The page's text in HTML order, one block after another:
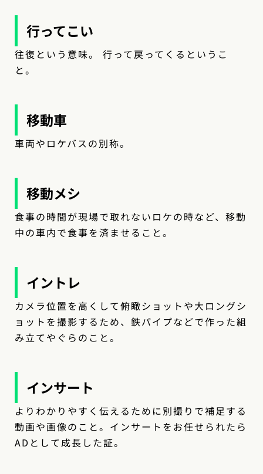
行ってこい
往復という意味。 行って戻ってくるというこ
と。
移動車
車両やロケバスの別称。
移動メシ
食事の時間が現場で取れないロケの時など、移動
中の車内で食事を済ませること。
イントレ
カメラ位置を高くして俯瞰ショットや大ロングシ
ョットを撮影するため、鉄パイプなどで作った組
み立てやぐらのこと。
インサート
よりわかりやすく伝えるために別撮りで補足する
動画や画像のこと。インサートをお任せられたら
ADとして成長した証。